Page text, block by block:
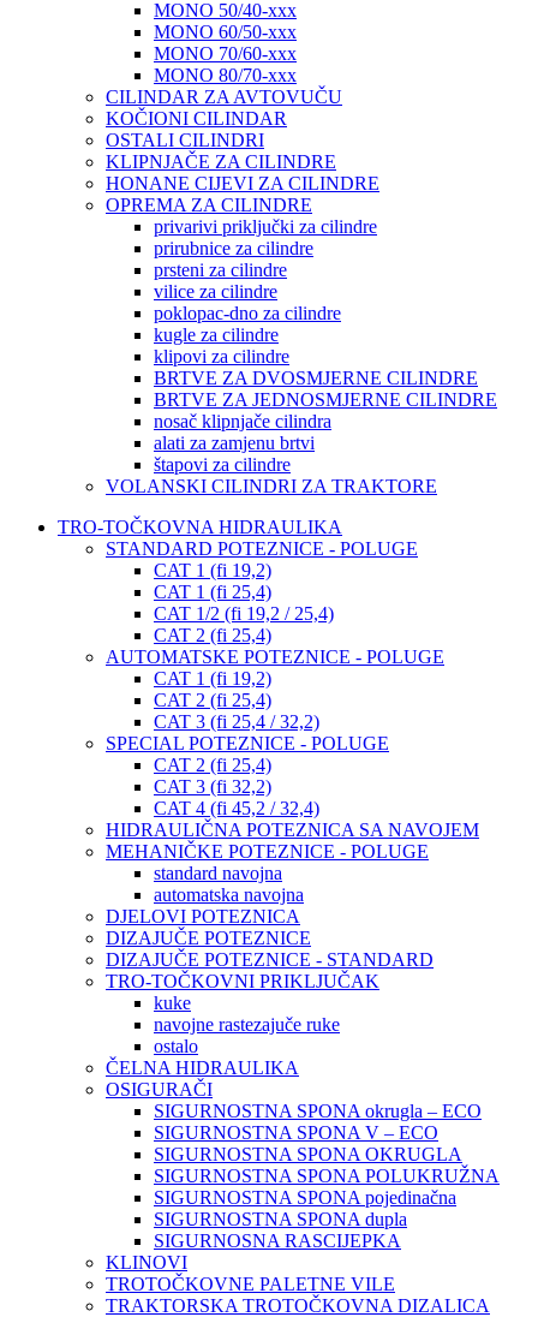
MONO 50/40-xxx
MONO 60/50-xxx
MONO 70/60-xxx
MONO 80/70-xxx
CILINDAR ZA AVTOVUČU
KOČIONI CILINDAR
OSTALI CILINDRI
KLIPNJAČE ZA CILINDRE
HONANE CIJEVI ZA CILINDRE
OPREMA ZA CILINDRE
privarivi priključki za cilindre
prirubnice za cilindre
prsteni za cilindre
vilice za cilindre
poklopac-dno za cilindre
kugle za cilindre
klipovi za cilindre
BRTVE ZA DVOSMJERNE CILINDRE
BRTVE ZA JEDNOSMJERNE CILINDRE
nosač klipnjače cilindra
alati za zamjenu brtvi
štapovi za cilindre
VOLANSKI CILINDRI ZA TRAKTORE
TRO-TOČKOVNA HIDRAULIKA
STANDARD POTEZNICE - POLUGE
CAT 1 (fi 19,2)
CAT 1 (fi 25,4)
CAT 1/2 (fi 19,2 / 25,4)
CAT 2 (fi 25,4)
AUTOMATSKE POTEZNICE - POLUGE
CAT 1 (fi 19,2)
CAT 2 (fi 25,4)
CAT 3 (fi 25,4 / 32,2)
SPECIAL POTEZNICE - POLUGE
CAT 2 (fi 25,4)
CAT 3 (fi 32,2)
CAT 4 (fi 45,2 / 32,4)
HIDRAULIČNA POTEZNICA SA NAVOJEM
MEHANIČKE POTEZNICE - POLUGE
standard navojna
automatska navojna
DJELOVI POTEZNICA
DIZAJUČE POTEZNICE
DIZAJUČE POTEZNICE - STANDARD
TRO-TOČKOVNI PRIKLJUČAK
kuke
navojne rastezajuče ruke
ostalo
ČELNA HIDRAULIKA
OSIGURAČI
SIGURNOSTNA SPONA okrugla – ECO
SIGURNOSTNA SPONA V – ECO
SIGURNOSTNA SPONA OKRUGLA
SIGURNOSTNA SPONA POLUKRUŽNA
SIGURNOSTNA SPONA pojedinačna
SIGURNOSTNA SPONA dupla
SIGURNOSNA RASCIJEPKA
KLINOVI
TROTOČKOVNE PALETNE VILE
TRAKTORSKA TROTOČKOVNA DIZALICA